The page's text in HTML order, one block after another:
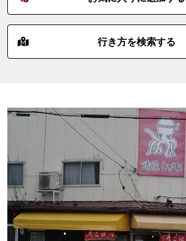
行き方を検索する